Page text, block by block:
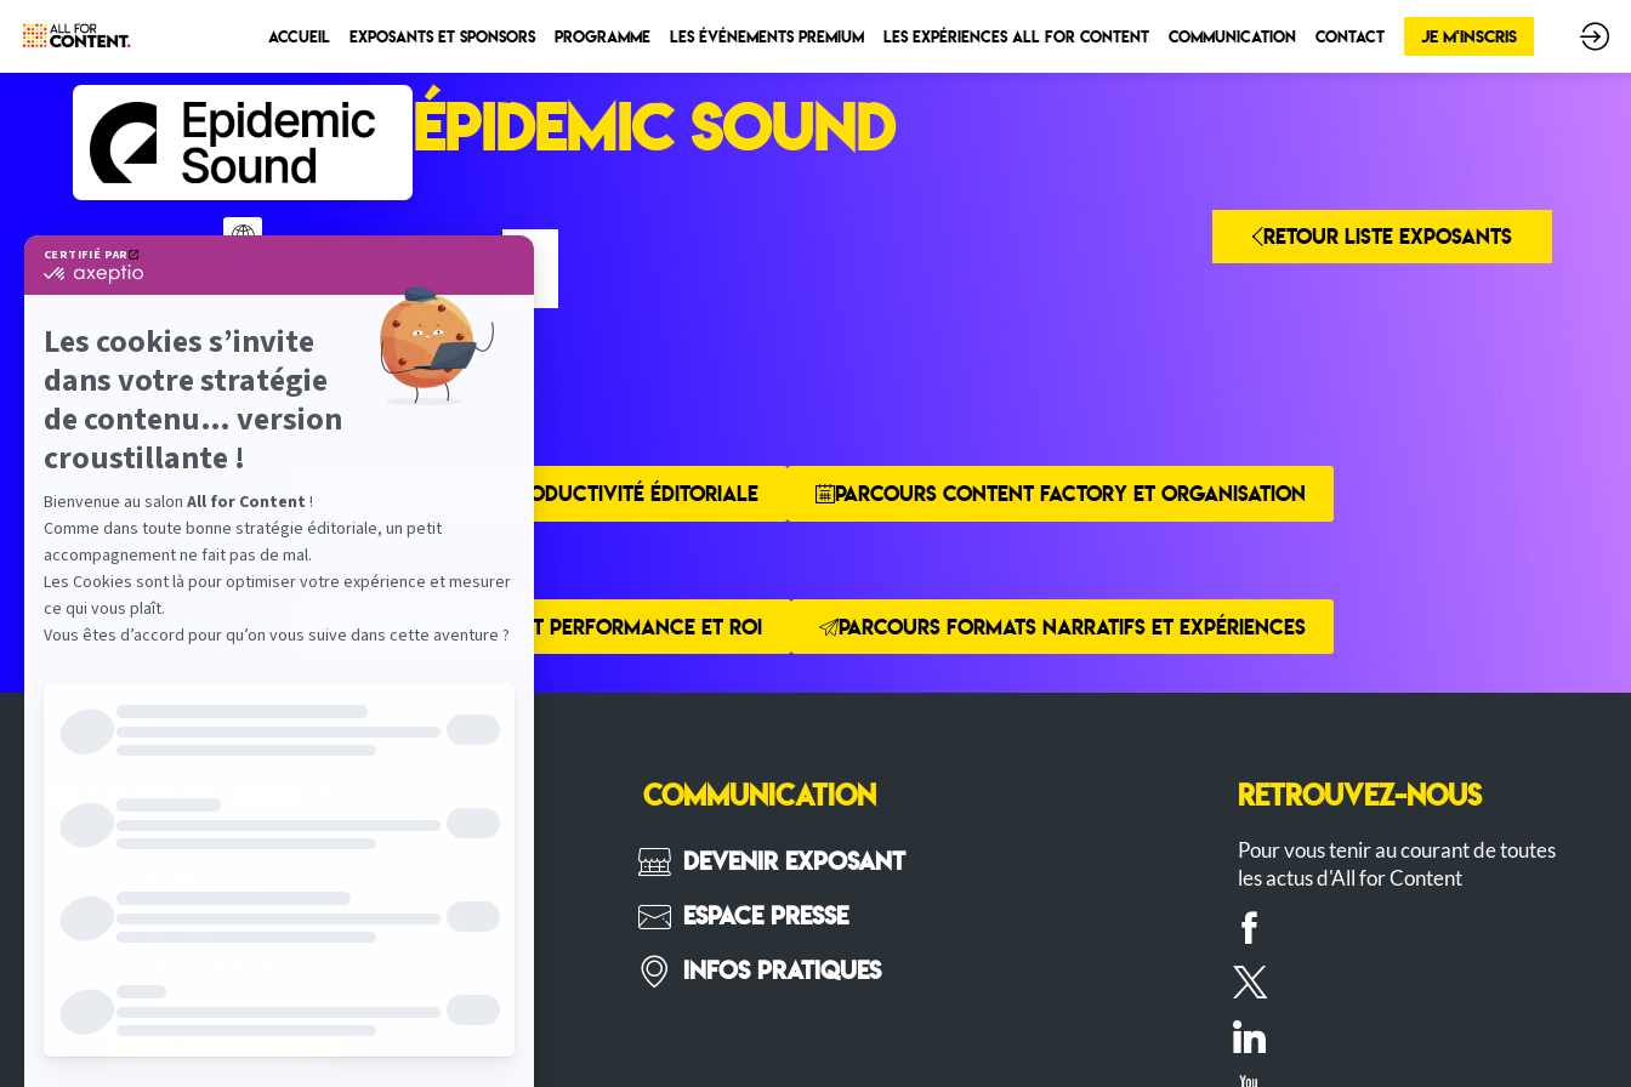
Accueil Exposants et sponsors Programme Les Événements Premium Les expériences All for Content Communication Contact Je m'inscris
RETOUR LISTE EXPOSANTS
ÉPIDEMIC SOUND
PARCOURS IA ET PRODUCTIVITÉ ÉDITORIALE PARCOURS CONTENT FACTORY ET ORGANISATION
PARCOURS CONTENT PERFORMANCE ET ROI PARCOURS FORMATS NARRATIFS ET EXPÉRIENCES
COMMUNICATION
Devenir Exposant
Espace Presse
Infos pratiques
RETROUVEZ-NOUS
Pour vous tenir au courant de toutes
les actus d'All for Content